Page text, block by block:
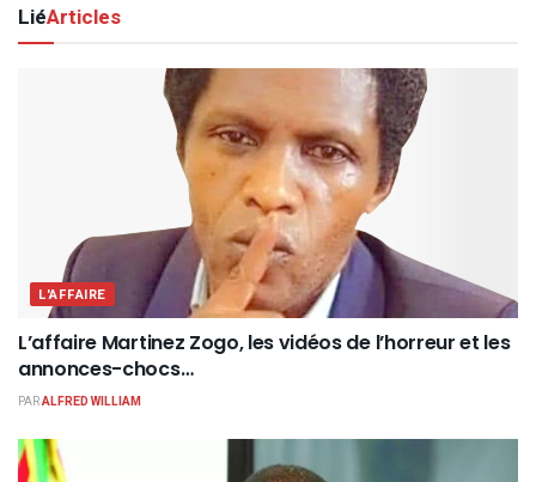
LiéArticles
L'AFFAIRE
L’affaire Martinez Zogo, les vidéos de l’horreur et les
annonces-chocs…
PARALFRED WILLIAM